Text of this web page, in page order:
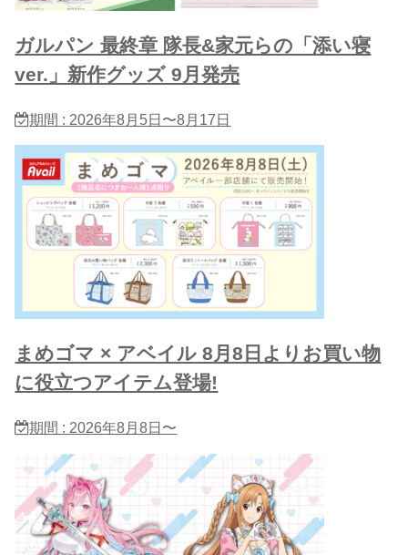
ガルパン 最終章 隊長&家元らの「添い寝
ver.」新作グッズ 9月発売
期間 : 2026年8月5日〜8月17日
まめゴマ × アベイル 8月8日よりお買い物
に役立つアイテム登場!
期間 : 2026年8月8日〜